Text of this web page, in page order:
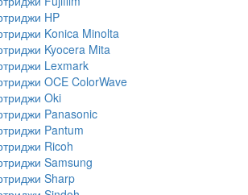
HP
Konica Minolta
Kyocera Mita
Lexmark
OCE ColorWave
Oki
Panasonic
Pantum
Ricoh
Samsung
Sharp